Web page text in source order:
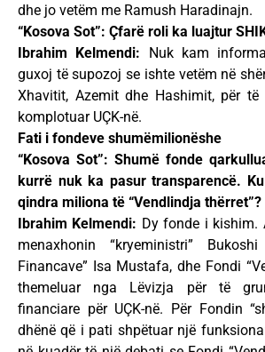
dhe jo vetëm me Ramush Haradinajn.
“Kosova Sot”: Çfarë roli ka luajtur
Ibrahim Kelmendi: Nuk kam
guxoj të supozoj se ishte vetëm në
Xhavitit, Azemit dhe Hashimit, për
komplotuar UÇK-në.
Fati i fondeve shumëmilionëshe
“Kosova Sot”: Shumë fonde
kurrë nuk ka pasur transparencë.
qindra miliona të “Vendlindja thërret”?
Ibrahim Kelmendi: Dy fonde i kishim.
menaxhonin “kryeministri”
Financave” Isa Mustafa, dhe Fondi
themeluar nga Lëvizja për të
financiare për UÇK-në. Për Fondin
dhënë që i pati shpëtuar një